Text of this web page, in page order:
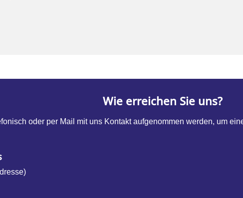
Wie erreichen Sie uns?
oder per Mail mit uns Kontakt aufgenommen werden, um